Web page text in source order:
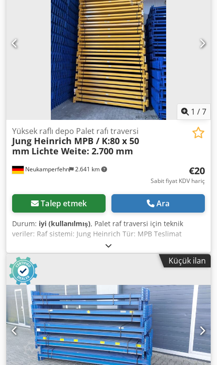
yetkili kişiler: Bay Andre Evering Bay Mario Klöver Bay Falk
Deutsch Ürünle ilgili genel bilgiler: Bu ürün yalnızca
yerinden teslim alınabilir. Bunun dışında istenen nakliye
veya sevkiyat, ek maliyetlere tabi olup, teslimat yeri veya
kapsamına bağlı olarak ayrıca tarafımızdan sorgulanabilir.
1 /7
Neukamperfehn 2.641 km
Yüksek raflı depo Palet rafı traversi
Jung Heinrich MPB / K:80 x 50
mm Lichte Weite: 2.700 mm
€20
Sabit fiyat KDV hariç
Talep etmek Ara
Durum: iyi (kullanılmış), Palet raf traversi için teknik
veriler: Raf sistemi: Jung Heinrich Tür: MPB Teslimat
şunları içerir: 01x palet raf kirişi, kullanılmış Malzeme
rengi: RAL 1007 Nergis sarısı kutu profili: 80 x 50 mm
Travers tipi: AUF´B´E0488 Agraffe: 4 HK (kancalar) net
genişlik: 2.700 mm travers çifti başına maksimum yük Sabit
1.200 kg dağıtılmış yük 02x kilitleme pimleri, kullanılmış
Tasarım: tamamen galvanizli Dcsdpfx Apev Ipprscjk
Uzunlamasına kirişleri sabitlemek için Kazara kaldırmaya
karşı Şirketimizdeki irtibat kişileriniz: Bay: Andre Evering
Bay: Mario Klöver Bay: Falk Almanca Makale hakkında
genel bilgi: Bu ürün yalnızca teslim alınabilir. Talep edilen
herhangi bir ek nakliye veya bu makalenin gönderilmesi,
ayrı olarak tahsil edilen ek maliyetlere tabidir Teslimat
Küçük ilan